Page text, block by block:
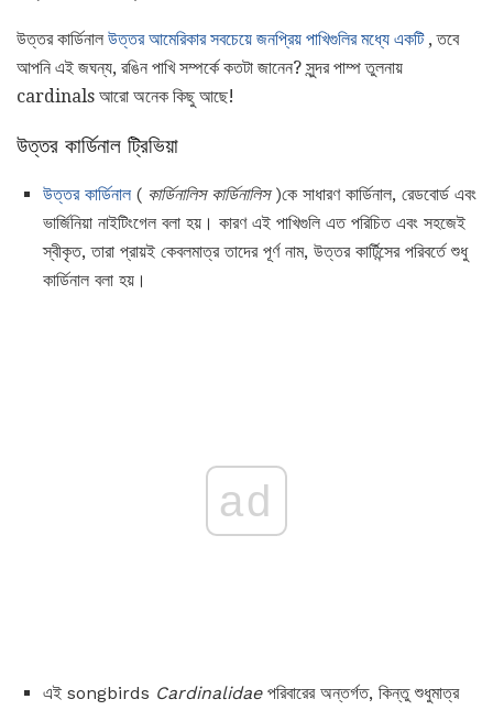
উত্তর কার্ডিনাল উত্তর আমেরিকার সবচেয়ে জনপ্রিয় পাখিগুলির মধ্যে একটি, তবে
আপনি এই জঘন্য, রঙিন পাখি সম্পর্কে কতটা জানেন? সুন্দর পাম্প তুলনায়
cardinals আরো অনেক কিছু আছে!
উত্তর কার্ডিনাল ট্রিভিয়া
উত্তর কার্ডিনাল( কার্ডিনালিস কার্ডিনালিস)কে সাধারণ কার্ডিনাল, রেডবোর্ড এবং
ভার্জিনিয়া নাইটিংগেল বলা হয়। কারণ এই পাখিগুলি এত পরিচিত এবং সহজেই
স্বীকৃত, তারা প্রায়ই কেবলমাত্র তাদের পূর্ণ নাম, উত্তর কার্টিন্সের পরিবর্তে শুধু
কার্ডিনাল বলা হয়।
ad
এই songbirds Cardinalidaeপরিবারের অন্তর্গত, কিন্তু শুধুমাত্র